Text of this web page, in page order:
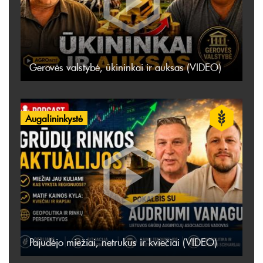
Gerovės valstybė, ūkininkai ir auksas (VIDEO)
Augalininkystė
Pajudėjo miežiai, netrukus ir kviečiai (VIDEO)